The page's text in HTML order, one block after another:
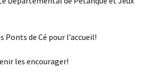
Ponts de Cé pour l’accueil!
les encourager!